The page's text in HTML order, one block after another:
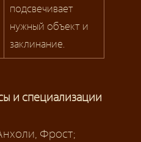
подсвечивает
нужный объект и
заклинание.
и специализации
Фрост;